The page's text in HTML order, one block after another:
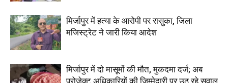
मिर्जापुर में हत्या के आरोपी पर रासुका, जिला
मजिस्ट्रेट ने जारी किया आदेश
मिर्जापुर में दो मासूमों की मौत, मुकदमा दर्ज; अब
प्रोजेक्ट अधिकारियों की जिम्मेदारी पर उठ रहे सवाल